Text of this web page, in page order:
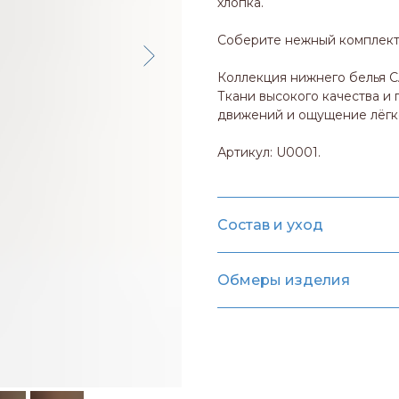
Соберите нежный
Коллекция нижнего белья
Ткани высокого качества
движений и ощущение
Артикул: U0001.
Состав и уход
Обмеры изделия